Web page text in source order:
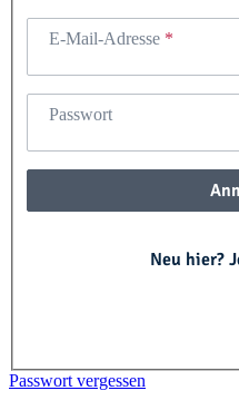
E-Mail-Adresse
Passwort
Neu hier?
Passwort vergessen